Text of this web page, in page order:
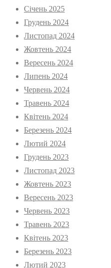
Січень 2025
Грудень 2024
Листопад 2024
Жовтень 2024
Вересень 2024
Липень 2024
Червень 2024
Травень 2024
Квітень 2024
Березень 2024
Лютий 2024
Грудень 2023
Листопад 2023
Жовтень 2023
Вересень 2023
Червень 2023
Травень 2023
Квітень 2023
Березень 2023
Лютий 2023